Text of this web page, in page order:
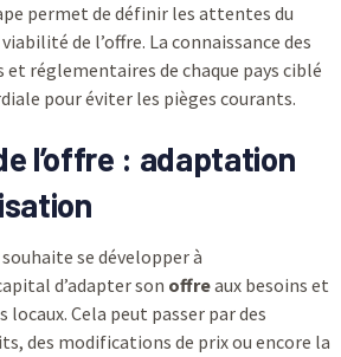
permet de définir les attentes du
de l’offre. La connaissance des
réglementaires de chaque pays ciblé
pour éviter les pièges courants.
l’offre : adaptation
se développer à
d’adapter son offreaux besoins et
Cela peut passer par des
des modifications de prix ou encore la